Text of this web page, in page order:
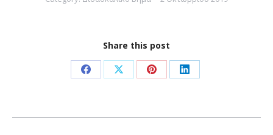
Share this post
Share
Facebook
Share
X
Share
Pinterest
Share
LinkedIn